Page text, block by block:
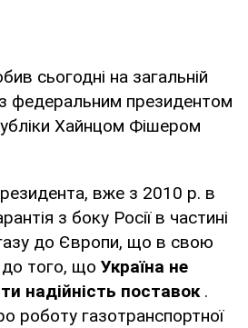
сьогодні на загальній
федеральним президентом
Хайнцом Фішером
вже з 2010 р. в
з боку Росії в частині
до Європи, що в свою
до того, що Україна не
надійність поставок.
роботу газотранспортної